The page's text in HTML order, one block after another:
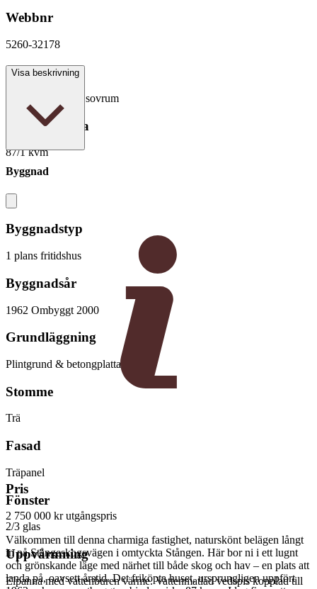
Webbnr
5260-32178
Antal rum
4 rum varav 1 - 2 sovrum
Boarea/Biarea
87/1 kvm
Pris
2 750 000 kr utgångspris
Välkommen till denna charmiga fastighet, naturskönt belägen långt
in på Stångeskogsvägen i omtyckta Stången. Här bor ni i ett lugnt
och grönskande läge med närhet till både skog och hav – en plats att
landa på, oavsett årstid. Det friköpta huset, ursprungligen uppfört
Visa beskrivning
Byggnad
Byggnadstyp
1 plans fritidshus
Byggnadsår
1962 Ombyggt 2000
Grundläggning
Plintgrund & betongplatta
Stomme
Trä
Fasad
Träpanel
Fönster
2/3 glas
Uppvärmning
Elpanna med vattenburen värme. Vattenmatlad vedspis kopplad till